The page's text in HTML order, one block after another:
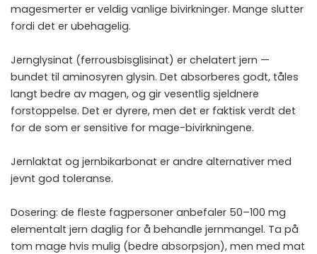
magesmerter er veldig vanlige bivirkninger. Mange slutter
fordi det er ubehagelig.
Jernglysinat (ferrousbisglisinat) er chelatert jern —
bundet til aminosyren glysin. Det absorberes godt, tåles
langt bedre av magen, og gir vesentlig sjeldnere
forstoppelse. Det er dyrere, men det er faktisk verdt det
for de som er sensitive for mage-bivirkningene.
Jernlaktat og jernbikarbonat er andre alternativer med
jevnt god toleranse.
Dosering: de fleste fagpersoner anbefaler 50–100 mg
elementalt jern daglig for å behandle jernmangel. Ta på
tom mage hvis mulig (bedre absorpsjon), men med mat